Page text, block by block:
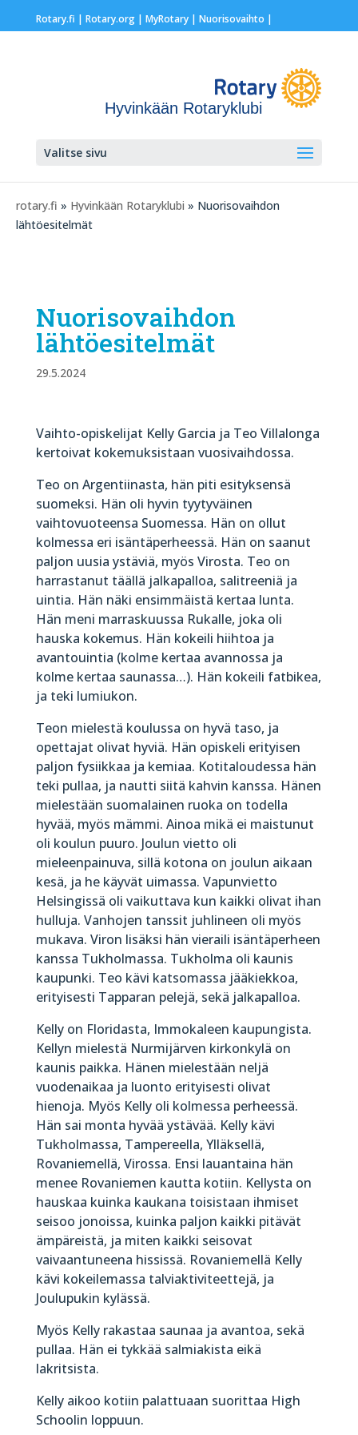
Rotary.fi | Rotary.org| MyRotary | Nuorisovaihto |
Hyvinkään Rotaryklubi
Valitse sivu
rotary.fi » Hyvinkään Rotaryklubi » Nuorisovaihdon
lähtöesitelmät
Nuorisovaihdon
lähtöesitelmät
29.5.2024
Vaihto-opiskelijat Kelly Garcia ja Teo Villalonga
kertoivat kokemuksistaan vuosivaihdossa.
Teo on Argentiinasta, hän piti esityksensä
suomeksi. Hän oli hyvin tyytyväinen
vaihtovuoteensa Suomessa. Hän on ollut
kolmessa eri isäntäperheessä. Hän on saanut
paljon uusia ystäviä, myös Virosta. Teo on
harrastanut täällä jalkapalloa, salitreeniä ja
uintia. Hän näki ensimmäistä kertaa lunta.
Hän meni marraskuussa Rukalle, joka oli
hauska kokemus. Hän kokeili hiihtoa ja
avantouintia (kolme kertaa avannossa ja
kolme kertaa saunassa…). Hän kokeili fatbikea,
ja teki lumiukon.
Teon mielestä koulussa on hyvä taso, ja
opettajat olivat hyviä. Hän opiskeli erityisen
paljon fysiikkaa ja kemiaa. Kotitaloudessa hän
teki pullaa, ja nautti siitä kahvin kanssa. Hänen
mielestään suomalainen ruoka on todella
hyvää, myös mämmi. Ainoa mikä ei maistunut
oli koulun puuro. Joulun vietto oli
mieleenpainuva, sillä kotona on joulun aikaan
kesä, ja he käyvät uimassa. Vapunvietto
Helsingissä oli vaikuttava kun kaikki olivat ihan
hulluja. Vanhojen tanssit juhlineen oli myös
mukava. Viron lisäksi hän vieraili isäntäperheen
kanssa Tukholmassa. Tukholma oli kaunis
kaupunki. Teo kävi katsomassa jääkiekkoa,
erityisesti Tapparan pelejä, sekä jalkapalloa.
Kelly on Floridasta, Immokaleen kaupungista.
Kellyn mielestä Nurmijärven kirkonkylä on
kaunis paikka. Hänen mielestään neljä
vuodenaikaa ja luonto erityisesti olivat
hienoja. Myös Kelly oli kolmessa perheessä.
Hän sai monta hyvää ystävää. Kelly kävi
Tukholmassa, Tampereella, Ylläksellä,
Rovaniemellä, Virossa. Ensi lauantaina hän
menee Rovaniemen kautta kotiin. Kellysta on
hauskaa kuinka kaukana toisistaan ihmiset
seisoo jonoissa, kuinka paljon kaikki pitävät
ämpäreistä, ja miten kaikki seisovat
vaivaantuneena hississä. Rovaniemellä Kelly
kävi kokeilemassa talviaktiviteettejä, ja
Joulupukin kylässä.
Myös Kelly rakastaa saunaa ja avantoa, sekä
pullaa. Hän ei tykkää salmiakista eikä
lakritsista.
Kelly aikoo kotiin palattuaan suorittaa High
Schoolin loppuun.